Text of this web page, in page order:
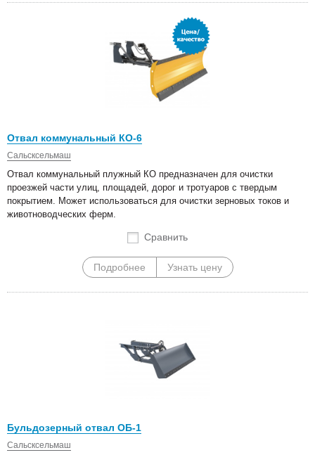
Отвал коммунальный КО-6
Сальсксельмаш
Отвал коммунальный плужный КО предназначен для очистки
проезжей части улиц, площадей, дорог и тротуаров с твердым
покрытием. Может использоваться для очистки зерновых токов и
животноводческих ферм.
Сравнить
Подробнее Узнать цену
Бульдозерный отвал ОБ-1
Сальсксельмаш